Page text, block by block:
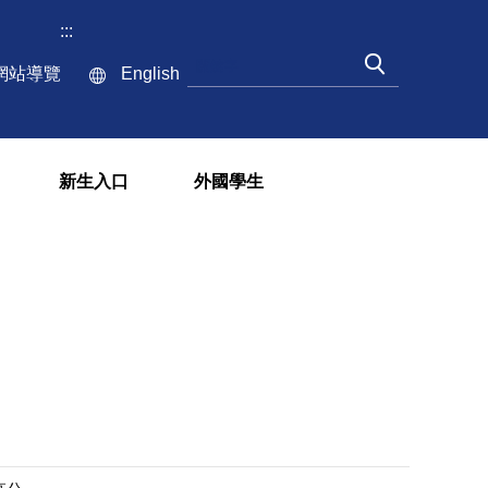
:::
站導覽 English
新生入口 外國學生